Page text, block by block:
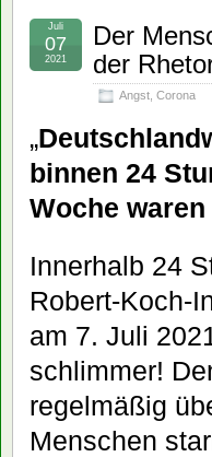
Der
der
Angst Corona
Juli
07
2021
„
binnen 24
Woche waren
Innerhalb 24
Robert-Koch-
am 7. Juli
schlimmer!
regelmäßig
Menschen